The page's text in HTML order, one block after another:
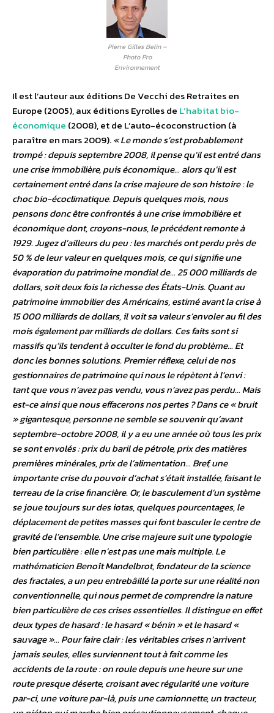
Pierre Gilles Belin –
Photo Pro
Environnement
Il est l’auteur aux éditions De Vecchi des Retraites en
Europe (2005), aux éditions Eyrolles de L’habitat bio-
économique (2008), et de L’auto-écoconstruction (à
paraître en mars 2009).« Le monde s’est probablement
trompé : depuis septembre 2008, il pense qu’il est entré dans
une crise immobilière, puis économique… alors qu’il est
certainement entré dans la crise majeure de son histoire : le
choc bio-écoclimatique. Depuis quelques mois, nous
pensons donc être confrontés à une crise immobilière et
économique dont, croyons-nous, le précédent remonte à
1929. Jugez d’ailleurs du peu : les marchés ont perdu près de
50 % de leur valeur en quelques mois, ce qui signifie une
évaporation du patrimoine mondial de… 25 000 milliards de
dollars, soit deux fois la richesse des États-Unis. Quant au
patrimoine immobilier des Américains, estimé avant la crise à
15 000 milliards de dollars, il voit sa valeur s’envoler au fil des
mois également par milliards de dollars. Ces faits sont si
massifs qu’ils tendent à occulter le fond du problème… Et
donc les bonnes solutions. Premier réflexe, celui de nos
gestionnaires de patrimoine qui nous le répètent à l’envi :
tant que vous n’avez pas vendu, vous n’avez pas perdu… Mais
est-ce ainsi que nous effacerons nos pertes ? Dans ce « bruit
» gigantesque, personne ne semble se souvenir qu’avant
septembre-octobre 2008, il y a eu une année où tous les prix
se sont envolés : prix du baril de pétrole, prix des matières
premières minérales, prix de l’alimentation… Bref, une
importante crise du pouvoir d’achat s’était installée, faisant le
terreau de la crise financière. Or, le basculement d’un système
se joue toujours sur des iotas, quelques pourcentages, le
déplacement de petites masses qui font basculer le centre de
gravité de l’ensemble. Une crise majeure suit une typologie
bien particulière : elle n’est pas une mais multiple. Le
mathématicien Benoît Mandelbrot, fondateur de la science
des fractales, a un peu entrebâillé la porte sur une réalité non
conventionnelle, qui nous permet de comprendre la nature
bien particulière de ces crises essentielles. Il distingue en effet
deux types de hasard : le hasard « bénin » et le hasard «
sauvage »… Pour faire clair : les véritables crises n’arrivent
jamais seules, elles surviennent tout à fait comme les
accidents de la route : on roule depuis une heure sur une
route presque déserte, croisant avec régularité une voiture
par-ci, une voiture par-là, puis une camionnette, un tracteur,